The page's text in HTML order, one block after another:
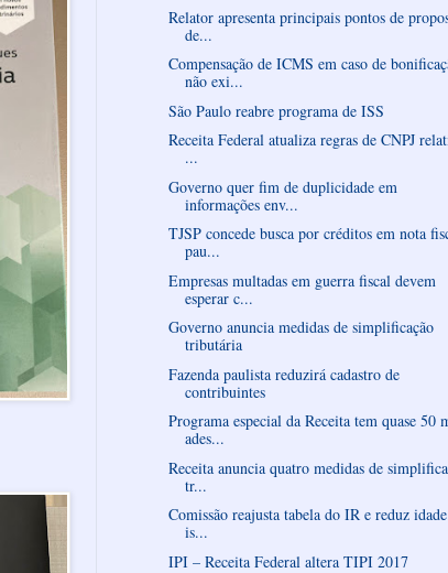
Relator apresenta principais pontos de
de...
Compensação de ICMS em caso de
não exi...
São Paulo reabre programa de ISS
Receita Federal atualiza regras de CNPJ
...
Governo quer fim de duplicidade em
informações env...
TJSP concede busca por créditos em nota
pau...
Empresas multadas em guerra fiscal devem
esperar c...
Governo anuncia medidas de simplificação
tributária
Fazenda paulista reduzirá cadastro de
contribuintes
Programa especial da Receita tem quase 50
ades...
Receita anuncia quatro medidas de
tr...
Comissão reajusta tabela do IR e reduz
is...
IPI – Receita Federal altera TIPI 2017